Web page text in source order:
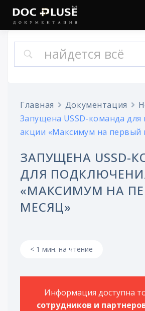
Doc
Главная Документация
Запущена USSD-команда
акции «Максимум на первый
ЗАПУЩЕНА USSD-
ДЛЯ
«МАКСИМУМ НА
МЕСЯЦ»
< 1 мин. на чтение
Информация доступна
сотрудников и